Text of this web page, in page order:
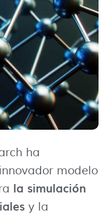
ha
modelo
la simulación
y la